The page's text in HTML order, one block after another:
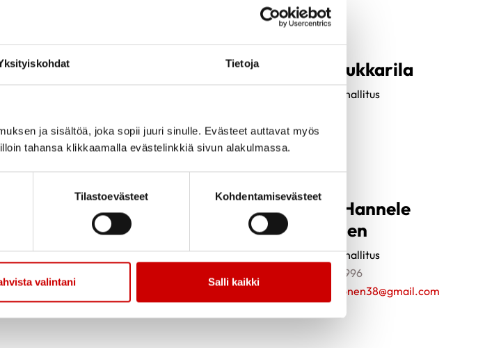
Tietoja
ja sisältöä, joka sopii juuri sinulle. Evästeet auttavat myös
tahansa klikkaamalla evästelinkkiä sivun alakulmassa.
Tilastoevästeet Kohdentamisevästeet
valintani Salli kaikki
Terttu Lukkarila
Yhdistyksen hallitus
Maarit Hannele
Saikkonen
Yhdistyksen hallitus
+358407637996
maaritsaikkonen38@gmail.com